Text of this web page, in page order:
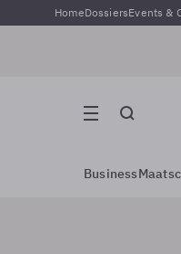
HomeDossiersEvents &
Business